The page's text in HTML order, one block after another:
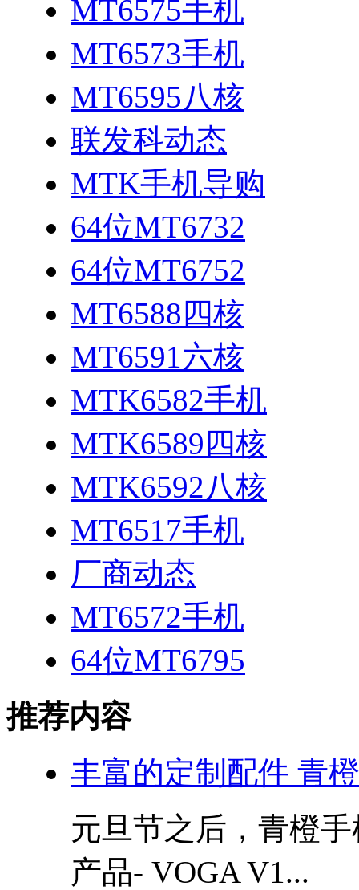
MT6575手机
MT6573手机
MT6595八核
联发科动态
MTK手机导购
64位MT6732
64位MT6752
MT6588四核
MT6591六核
MTK6582手机
MTK6589四核
MTK6592八核
MT6517手机
厂商动态
MT6572手机
64位MT6795
推荐内容
丰富的定制配件 青
元旦节之后，青橙
产品- VOGA V1...